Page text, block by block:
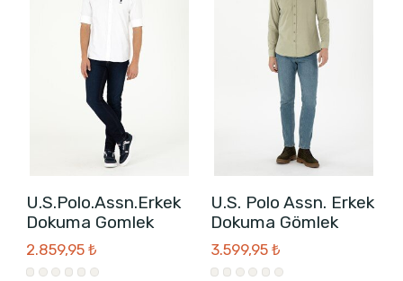
U.S.Polo.Assn.Erkek
Dokuma Gomlek
2.859,95 ₺
U.S. Polo Assn. Erkek
Dokuma Gömlek
3.599,95 ₺